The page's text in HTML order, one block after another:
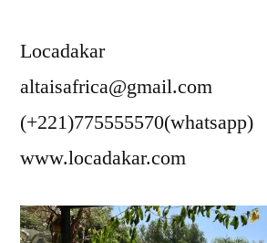
Locadakar
altaisafrica@gmail.com
(+221)775555570(whatsapp)
www.locadakar.com